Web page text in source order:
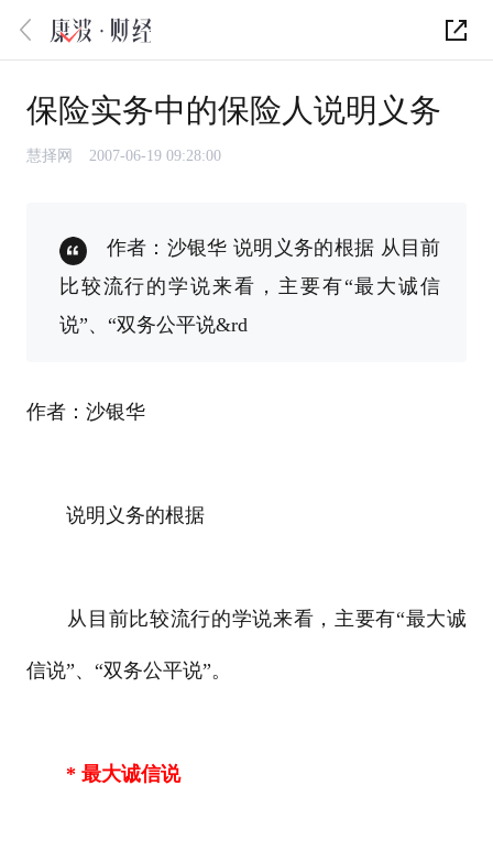
保险实务中的保险人说明义务
慧择网 2007-06-19 09:28:00
作者：沙银华 说明义务的根据 从目前
比较流行的学说来看，主要有“最大诚信
说”、“双务公平说&rd
作者：沙银华
说明义务的根据
从目前比较流行的学说来看，主要有“最大诚
信说”、“双务公平说”。
* 最大诚信说